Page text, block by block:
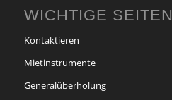
WICHTIGE SEITEN
Kontaktieren
Mietinstrumente
Generalüberholung